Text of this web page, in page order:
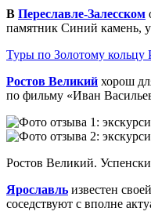
В Переславле‑Залесском
памятник Синий камень,
Туры по Золотому кольцу
Ростов Великий хорош
по фильму «Иван
Ростов Великий.
Ярославль известен
соседствуют с вполне